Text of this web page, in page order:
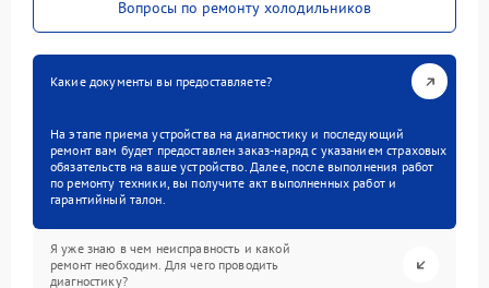
Вопросы по ремонту холодильников
Какие документы вы предоставляете?
На этапе приема устройства на диагностику и последующий
ремонт вам будет предоставлен заказ-наряд с указанием страховых
обязательств на ваше устройство. Далее, после выполнения работ
по ремонту техники, вы получите акт выполненных работ и
гарантийный талон.
Я уже знаю в чем неисправность и какой
ремонт необходим. Для чего проводить
диагностику?